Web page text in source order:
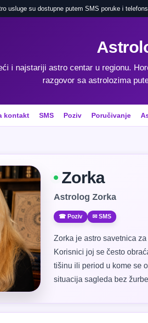
usluge su dostupne putem SMS poruke i
i najstariji astro centar u regionu.
razgovor sa astrolozima
kontakt SMS Poziv Poručivanje
Zorka
Astrolog Zorka
☎ Poziv ✉ SMS
Zorka je astro savetnica
Korisnici joj se često
tišinu ili period u kome se
situacija sagleda bez